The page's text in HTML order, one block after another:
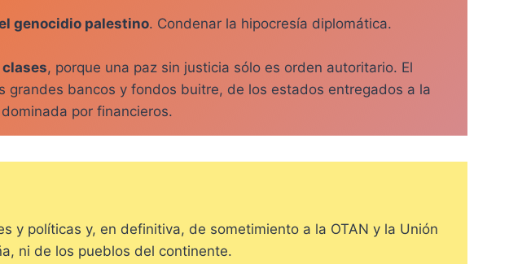
genocidio palestino. Condenar la hipocresía diplomática.
, porque una paz sin justicia sólo es orden autoritario. El
bancos y fondos buitre, de los estados entregados a la
por financieros.
y políticas y, en definitiva, de sometimiento a la OTAN y la Unión
ni de los pueblos del continente.